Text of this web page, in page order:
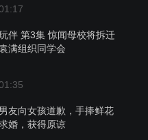
伴 第3集 惊闻母校将拆迁
袁满组织同学会
男友向女孩道歉，手捧鲜花
婚，获得原谅